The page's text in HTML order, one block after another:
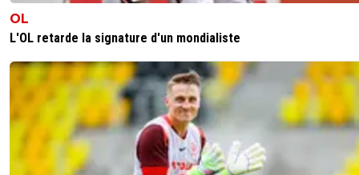
Marcelcampiondemes2
T'es qu'une chochotte de pucelle qui adore se
mettre la main au cul et dès que ça va plus
t'appelle police secours.... tu fais pitié.
1+ Répondre
999999999 09 mai 2026 à 19:49 + 224
OL
L'OL retarde la signature d'un mondialiste